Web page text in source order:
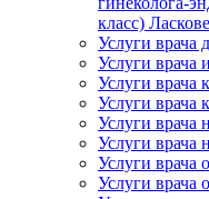
класс)
Услуги врача
Услуги врача
Услуги врача
Услуги врача
Услуги врача
Услуги врача
Услуги врача
Услуги врача